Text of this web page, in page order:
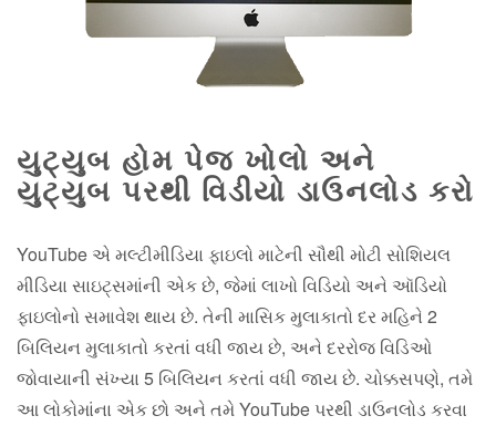
યુટ્યુબ હોમ પેજ ખોલો અને
યુટ્યુબ પરથી વિડીયો ડાઉનલોડ કરો
YouTube એ મલ્ટીમીડિયા ફાઇલો માટેની સૌથી મોટી સોશિયલ
મીડિયા સાઇટ્સમાંની એક છે, જેમાં લાખો વિડિયો અને ઑડિયો
ફાઇલોનો સમાવેશ થાય છે. તેની માસિક મુલાકાતો દર મહિને 2
બિલિયન મુલાકાતો કરતાં વધી જાય છે, અને દરરોજ વિડિઓ
જોવાયાની સંખ્યા 5 બિલિયન કરતાં વધી જાય છે. ચોક્કસપણે, તમે
આ લોકોમાંના એક છો અને તમે YouTube પરથી ડાઉનલોડ કરવા